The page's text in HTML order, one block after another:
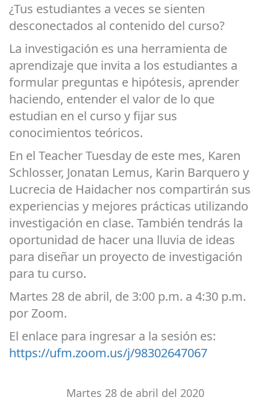
¿Tus estudiantes a veces se sienten
desconectados al contenido del curso?
La investigación es una herramienta de
aprendizaje que invita a los estudiantes a
formular preguntas e hipótesis, aprender
haciendo, entender el valor de lo que
estudian en el curso y fijar sus
conocimientos teóricos.
En el Teacher Tuesday de este mes, Karen
Schlosser, Jonatan Lemus, Karin Barquero y
Lucrecia de Haidacher nos compartirán sus
experiencias y mejores prácticas utilizando
investigación en clase. También tendrás la
oportunidad de hacer una lluvia de ideas
para diseñar un proyecto de investigación
para tu curso.
Martes 28 de abril, de 3:00 p.m. a 4:30 p.m.
por Zoom.
El enlace para ingresar a la sesión es:
https://ufm.zoom.us/j/98302647067
Martes 28 de abril del 2020